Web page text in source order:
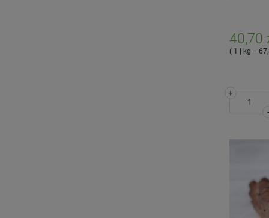
40,70
( 1 | kg =
-
+